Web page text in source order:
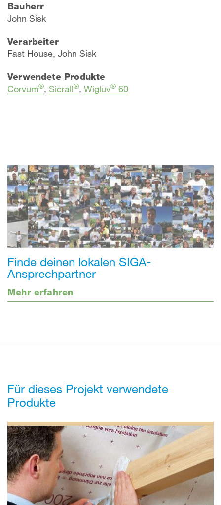
Bauherr
John Sisk
Verarbeiter
Fast House, John Sisk
Verwendete Produkte
Corvum®, Sicrall®, Wigluv® 60
Finde deinen lokalen SIGA-
Ansprechpartner
Mehr erfahren
Für dieses Projekt verwendete
Produkte